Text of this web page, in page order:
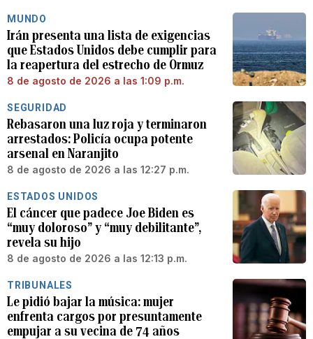
MUNDO
Irán presenta una lista de exigencias
que Estados Unidos debe cumplir para
la reapertura del estrecho de Ormuz
8 de agosto de 2026 a las 1:09 p.m.
SEGURIDAD
Rebasaron una luz roja y terminaron
arrestados: Policía ocupa potente
arsenal en Naranjito
8 de agosto de 2026 a las 12:27 p.m.
ESTADOS UNIDOS
El cáncer que padece Joe Biden es
“muy doloroso” y “muy debilitante”,
revela su hijo
8 de agosto de 2026 a las 12:13 p.m.
TRIBUNALES
Le pidió bajar la música: mujer
enfrenta cargos por presuntamente
empujar a su vecina de 74 años